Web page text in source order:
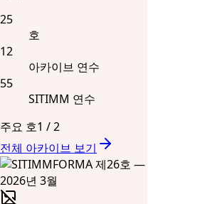
25
호
12
아카이브 연수
55
SITIMM 연수
주요 호1 /2
전체 아카이브 보기